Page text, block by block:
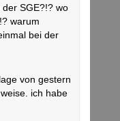
SGE?!? wo
warum
bei der
von gestern
ich habe